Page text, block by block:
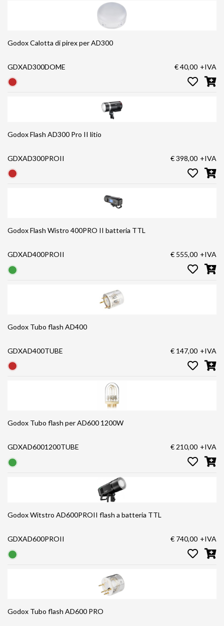
Godox Calotta di pirex per AD300
GDXAD300DOME € 40,00 +IVA
Godox Flash AD300 Pro II litio
GDXAD300PROII € 398,00 +IVA
Godox Flash Wistro 400PRO II batteria TTL
GDXAD400PROII € 555,00 +IVA
Godox Tubo flash AD400
GDXAD400TUBE € 147,00 +IVA
Godox Tubo flash per AD600 1200W
GDXAD6001200TUBE € 210,00 +IVA
Godox Witstro AD600PROII flash a batteria TTL
GDXAD600PROII € 740,00 +IVA
Godox Tubo flash AD600 PRO